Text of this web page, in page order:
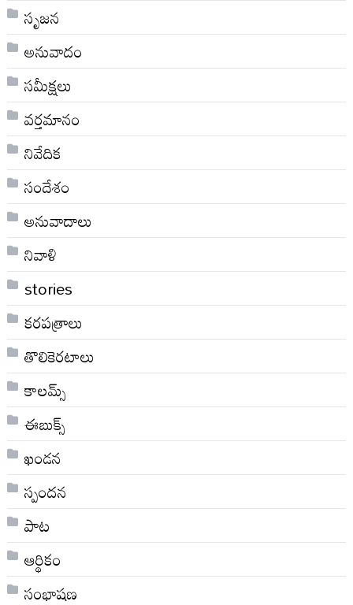
సృజన
అనువాదం
సమీక్షలు
వర్తమానం
నివేదిక
సందేశం
అనువాదాలు
నివాళి
stories
కరపత్రాలు
తొలికెరటాలు
కాలమ్స్
ఈబుక్స్
ఖండన
స్పందన
పాట
ఆర్థికం
సంభాషణ